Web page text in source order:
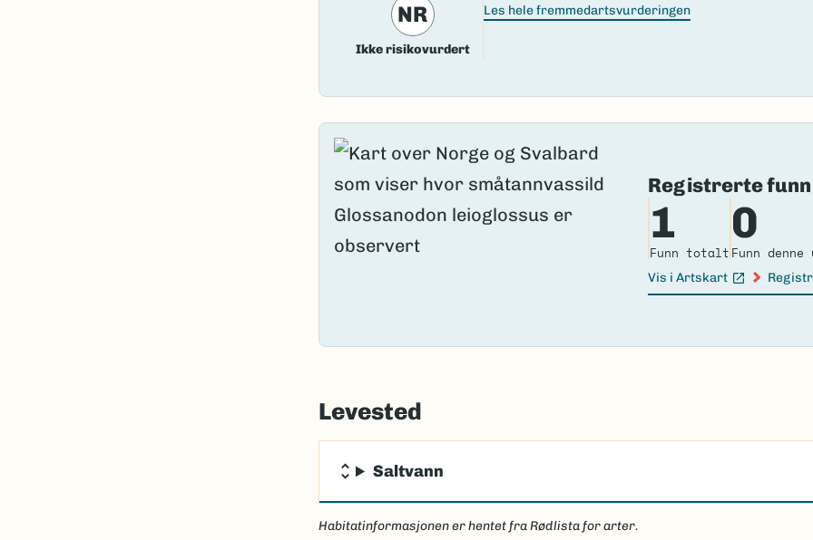
NR
Ikke risikovurdert
Les hele fremmedartsvurderingen
Registrerte funn
1
Funn totalt
0
Funn denne
Vis i Artskart
(Ekstern lenke)
Levested
Saltvann
Habitatinformasjonen er hentet fra Rødlista for arter.